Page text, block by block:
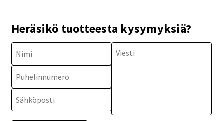
Heräsikö tuotteesta kysymyksiä?